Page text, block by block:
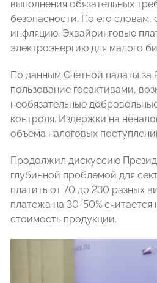
выполнения обязательных
безопасности. По его
инфляцию. Эквайринговые
электроэнергию для малого
По данным Счетной палаты за
пользование госактивами,
необязательные
контроля. Издержки на
объема налоговых
Продолжил дискуссию
глубинной проблемой для
платить от 70 до 230 разных
платежа на 30-50%
стоимость продукции.